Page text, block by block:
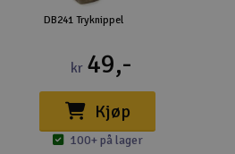
DB241 Tryknippel
kr 49,-
Kjøp
100+ på lager